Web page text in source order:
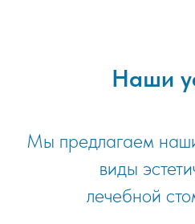
Наши
Мы предлагаем
виды
лечебной